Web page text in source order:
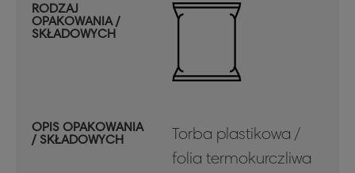
RODZAJ
OPAKOWANIA /
SKŁADOWYCH
OPIS OPAKOWANIA
/ SKŁADOWYCH
Torba plastikowa /
folia termokurczliwa